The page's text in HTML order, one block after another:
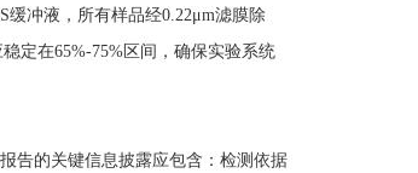
冲液，所有样品经0.22μm滤膜除
定在65%-75%区间，确保实验系统
告的关键信息披露应包含：检测依据